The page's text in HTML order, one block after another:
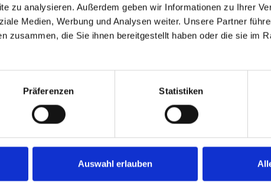
zu analysieren. Außerdem geben wir Informationen zu Ihrer
Medien, Werbung und Analysen weiter. Unsere Partner
zusammen, die Sie ihnen bereitgestellt haben oder die sie im
Präferenzen Statistiken
Auswahl erlauben